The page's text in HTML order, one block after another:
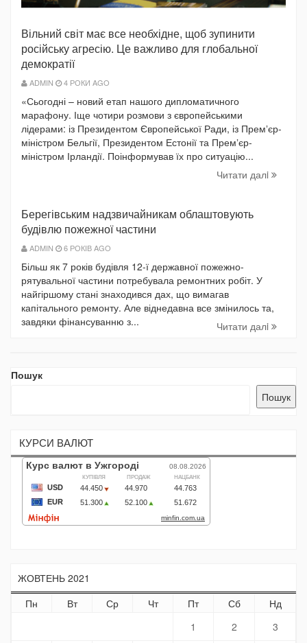
Вільний світ має все необхідне, щоб зупинити
російську агресію. Це важливо для глобальної
демократії
ADMIN 4 РОКИ AGO
«Сьогодні – новий етап нашого дипломатичного
марафону. Іще чотири розмови з європейськими
лідерами: із Президентом Європейської Ради, із Премʼєр-
міністром Бельгії, Президентом Естонії та Премʼєр-
міністром Ірландії. Поінформував їх про ситуацію...
Читати далi
Берегівським надзвичайникам облаштовують
будівлю пожежної частини
ADMIN 6 РОКІВ AGO
Більш як 7 років будівля 12-ї державної пожежно-
рятувальної частини потребувала ремонтних робіт. У
найгіршому стані знаходився дах, що вимагав
капітального ремонту. Але віднедавна все змінилось та,
завдяки фінансуванню з...
Читати далi
Пошук
Пошук
КУРСИ ВАЛЮТ
ЖОВТЕНЬ 2021
Пн
Вт Ср Чт Пт Сб
Нд
1
2 3